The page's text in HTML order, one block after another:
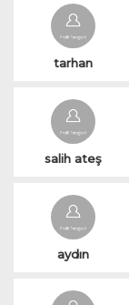
tarhan
salih ateş
aydın